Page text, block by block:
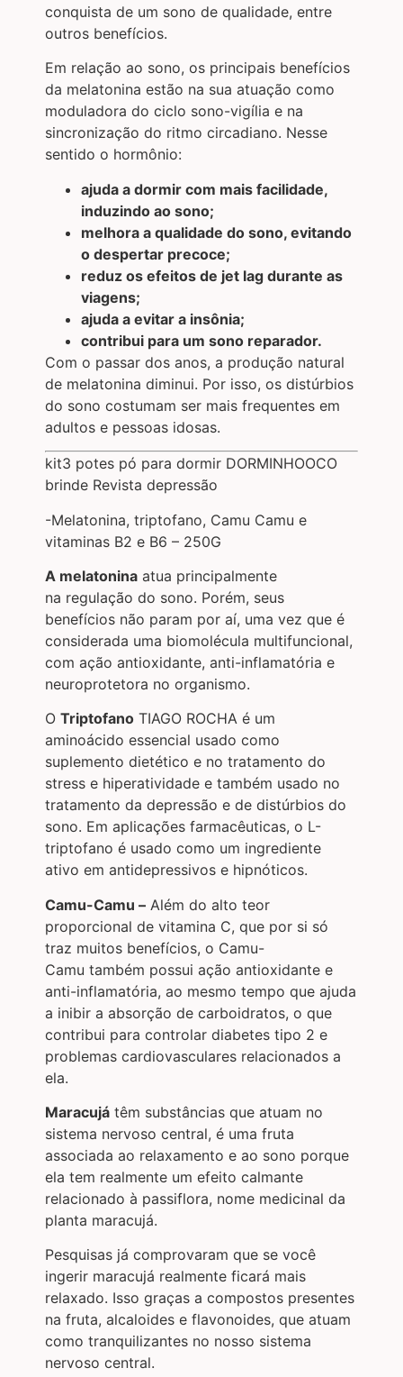
conquista de um sono de qualidade, entre
outros benefícios.
Em relação ao sono, os principais benefícios
da melatonina estão na sua atuação como
moduladora do ciclo sono-vigília e na
sincronização do ritmo circadiano. Nesse
sentido o hormônio:
ajuda a dormir com mais facilidade,
induzindo ao sono;
melhora a qualidade do sono, evitando
o despertar precoce;
reduz os efeitos de jet lag durante as
viagens;
ajuda a evitar a insônia;
contribui para um sono reparador.
Com o passar dos anos, a produção natural
de melatonina diminui. Por isso, os distúrbios
do sono costumam ser mais frequentes em
adultos e pessoas idosas.
kit3 potes pó para dormir DORMINHOOCO
brinde Revista depressão
-Melatonina, triptofano, Camu Camu e
vitaminas B2 e B6 – 250G
A melatonina atua principalmente
na regulação do sono. Porém, seus
benefícios não param por aí, uma vez que é
considerada uma biomolécula multifuncional,
com ação antioxidante, anti-inflamatória e
neuroprotetora no organismo.
O Triptofano TIAGO ROCHA é um
aminoácido essencial usado como
suplemento dietético e no tratamento do
stress e hiperatividade e também usado no
tratamento da depressão e de distúrbios do
sono. Em aplicações farmacêuticas, o L-
triptofano é usado como um ingrediente
ativo em antidepressivos e hipnóticos.
Camu-Camu – Além do alto teor
proporcional de vitamina C, que por si só
traz muitos benefícios, o Camu-
Camu também possui ação antioxidante e
anti-inflamatória, ao mesmo tempo que ajuda
a inibir a absorção de carboidratos, o que
contribui para controlar diabetes tipo 2 e
problemas cardiovasculares relacionados a
ela.
Maracujá têm substâncias que atuam no
sistema nervoso central, é uma fruta
associada ao relaxamento e ao sono porque
ela tem realmente um efeito calmante
relacionado à passiflora, nome medicinal da
planta maracujá.
Pesquisas já comprovaram que se você
ingerir maracujá realmente ficará mais
relaxado. Isso graças a compostos presentes
na fruta, alcaloides e flavonoides, que atuam
como tranquilizantes no nosso sistema
nervoso central.